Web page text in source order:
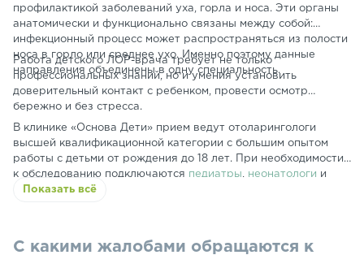
профилактикой заболеваний уха, горла и носа. Эти органы
анатомически и функционально связаны между собой:
инфекционный процесс может распространяться из полости
носа в горло или среднее ухо. Именно поэтому данные
направления объединены в одну специальность.
Работа детского ЛОР-врача требует не только
профессиональных знаний, но и умения установить
доверительный контакт с ребенком, провести осмотр
бережно и без стресса.
В клинике «Основа Дети» прием ведут отоларингологи
высшей квалификационной категории с большим опытом
работы с детьми от рождения до 18 лет. При необходимости
к обследованию подключаются педиатры неонатологи и
хирурги, что позволяет максимально точно определить
Показать всё
С какими жалобами обращаются к